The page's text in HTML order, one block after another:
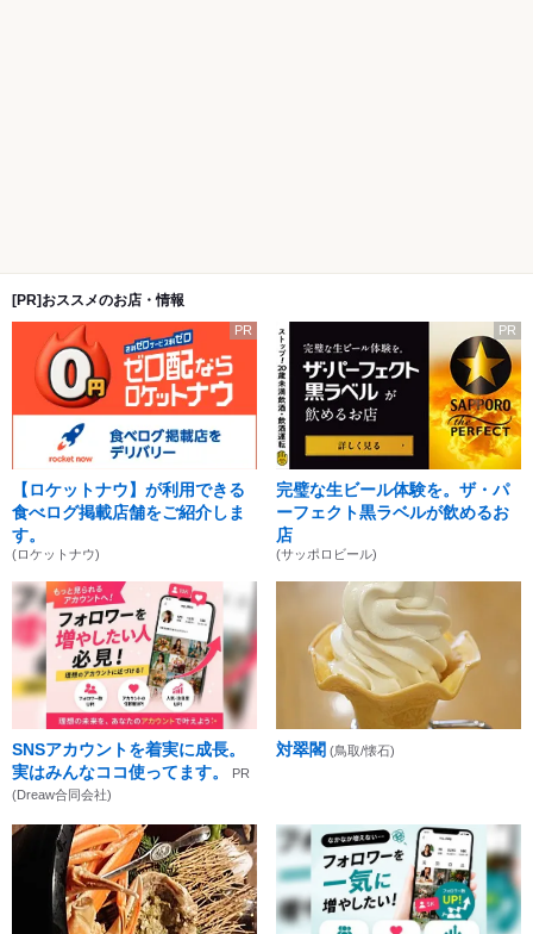
[PR]おススメのお店・情報
PR
【ロケットナウ】が利用できる
食べログ掲載店舗をご紹介しま
す。
(ロケットナウ)
PR
完璧な生ビール体験を。ザ・パ
ーフェクト黒ラベルが飲めるお
店
(サッポロビール)
SNSアカウントを着実に成長。
実はみんなココ使ってます。
PR
(Dreaw合同会社)
対翠閣 (鳥取/懐石)